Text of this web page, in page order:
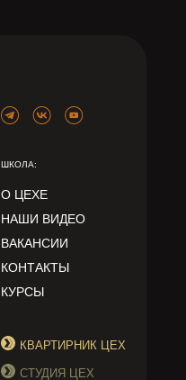
ШКОЛА:
КУРСЫ
О ЦЕХЕ
ВАКАНСИИ
КОНТАКТЫ
НАШИ ВИДЕО
СТУДИЯ ЦЕХ
КВАРТИРНИК ЦЕХ